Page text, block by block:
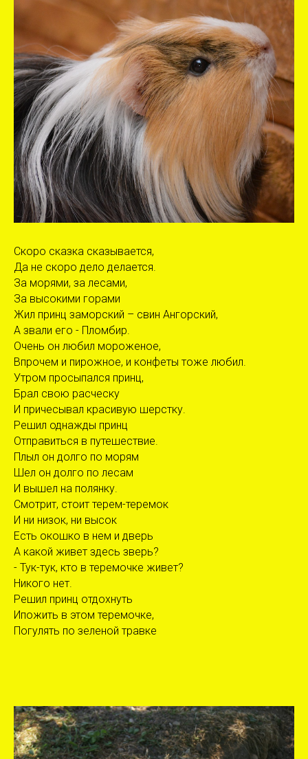
Скоро сказка сказывается,
Да не скоро дело делается.
За морями, за лесами,
За высокими горами
Жил принц заморский – свин Ангорский,
А звали его - Пломбир.
Очень он любил мороженое,
Впрочем и пирожное, и конфеты тоже любил.
Утром просыпался принц,
Брал свою расческу
И причесывал красивую шерстку.
Решил однажды принц
Отправиться в путешествие.
Плыл он долго по морям
Шел он долго по лесам
И вышел на полянку.
Смотрит, стоит терем-теремок
И ни низок, ни высок
Есть окошко в нем и дверь
А какой живет здесь зверь?
- Тук-тук, кто в теремочке живет?
Никого нет.
Решил принц отдохнуть
Ипожить в этом теремочке,
Погулять по зеленой травке